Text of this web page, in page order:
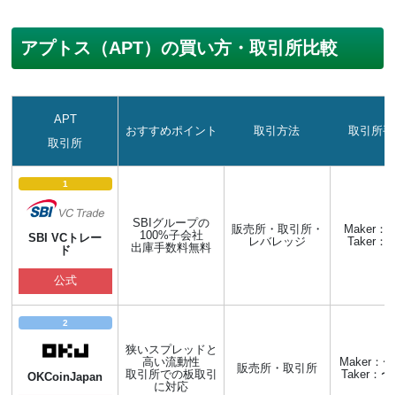
アプトス（APT）の買い方・取引所比較
APT
取引所
おすすめポイント 取引方法 取引所
1
SBI VCトレー
ド
公式
SBIグループの
100%子会社
出庫手数料無料
販売所・取引所・
レバレッジ
Maker：-
Taker：
2
OKCoinJapan
狭いスプレッドと
高い流動性
取引所での板取引
に対応
販売所・取引所
Maker：
Taker：〜